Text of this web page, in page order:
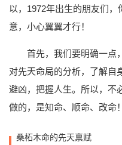
以，1972年出生的朋友们
意，小心翼翼才行！
首先，我们要明确一点
对先天命局的分析，了解自
避凶，把握人生。所以，不
做的，是知命、顺命、改命！
桑柘木命的先天禀赋